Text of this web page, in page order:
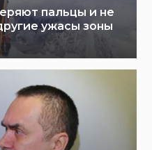
пальцы и не
ужасы зоны